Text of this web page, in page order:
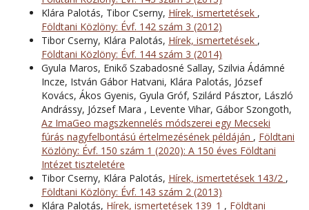
Klára Palotás, Tibor Cserny, Hírek, ismertetések ,
Földtani Közlöny: Évf. 142 szám 3 (2012)
Tibor Cserny, Klára Palotás, Hírek, ismertetések ,
Földtani Közlöny: Évf. 144 szám 3 (2014)
Gyula Maros, Enikő Szabadosné Sallay, Szilvia Ádámné
Incze, István Gábor Hatvani, Klára Palotás, József
Kovács, Ákos Gyenis, Gyula Gróf, Szilárd Pásztor, László
Andrássy, József Mara , Levente Vihar, Gábor Szongoth,
Az ImaGeo magszkennelés módszerei egy Mecseki
fúrás nagyfelbontású értelmezésének példáján , Földtani
Közlöny: Évf. 150 szám 1 (2020): A 150 éves Földtani
Intézet tiszteletére
Tibor Cserny, Klára Palotás, Hírek, ismertetések 143/2 ,
Földtani Közlöny: Évf. 143 szám 2 (2013)
Klára Palotás, Hírek, ismertetések 139_1 , Földtani